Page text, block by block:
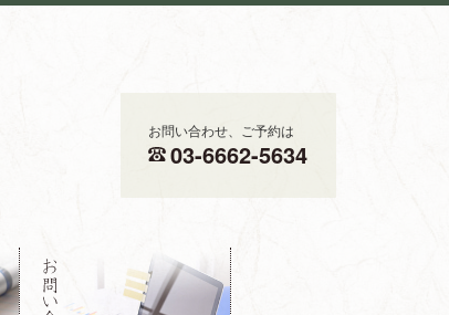
お問い合わせ、ご予約は
03-6662-5634